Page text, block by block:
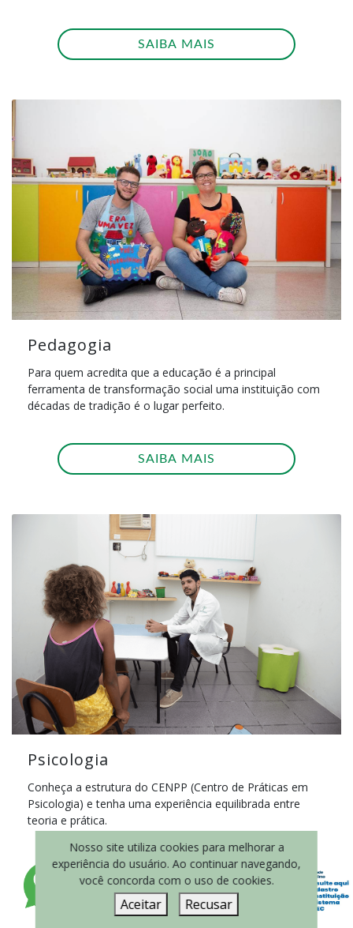
SAIBA MAIS
Pedagogia
Para quem acredita que a educação é a principal
ferramenta de transformação social uma instituição com
décadas de tradição é o lugar perfeito.
SAIBA MAIS
Psicologia
Conheça a estrutura do CENPP (Centro de Práticas em
Psicologia) e tenha uma experiência equilibrada entre
teoria e prática.
SAIBA MAIS
Nosso site utiliza cookies para melhorar a
experiência do usuário. Ao continuar navegando,
você concorda com o uso de cookies.
Aceitar Recusar